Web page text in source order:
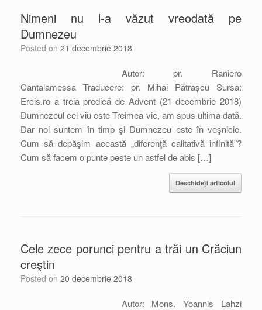
Nimeni nu l-a văzut vreodată pe
Dumnezeu
Posted on 21 decembrie 2018
Autor: pr. Raniero
Cantalamessa Traducere: pr. Mihai Pătrașcu Sursa:
Ercis.ro a treia predică de Advent (21 decembrie 2018)
Dumnezeul cel viu este Treimea vie, am spus ultima dată.
Dar noi suntem în timp şi Dumnezeu este în veşnicie.
Cum să depăşim această „diferenţă calitativă infinită”?
Cum să facem o punte peste un astfel de abis […]
Deschideți articolul
Cele zece porunci pentru a trăi un Crăciun
creştin
Posted on 20 decembrie 2018
Autor: Mons. Yoannis Lahzi